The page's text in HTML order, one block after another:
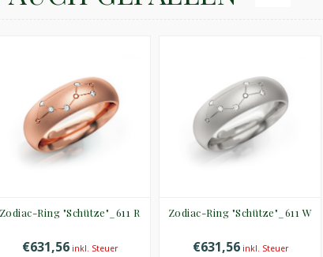
Zodiac-Ring "Schütze"_611 R
€631,56inkl. Steuer
Zodiac-Ring "Schütze"_611 W
€631,56inkl. Steuer